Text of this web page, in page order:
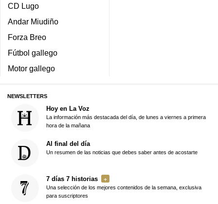
CD Lugo
Andar Miudiño
Forza Breo
Fútbol gallego
Motor gallego
NEWSLETTERS
Hoy en La Voz
La información más destacada del día, de lunes a viernes a primera
hora de la mañana
Al final del día
Un resumen de las noticias que debes saber antes de acostarte
7 días 7 historias
Una selección de los mejores contenidos de la semana, exclusiva
para suscriptores